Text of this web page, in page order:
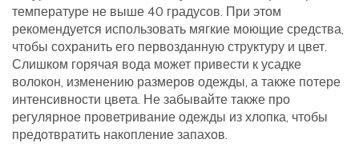
температуре не выше 40 градусов. При этом
рекомендуется использовать мягкие моющие средства,
чтобы сохранить его первозданную структуру и цвет.
Слишком горячая вода может привести к усадке
волокон, изменению размеров одежды, а также потере
интенсивности цвета. Не забывайте также про
регулярное проветривание одежды из хлопка, чтобы
предотвратить накопление запахов.